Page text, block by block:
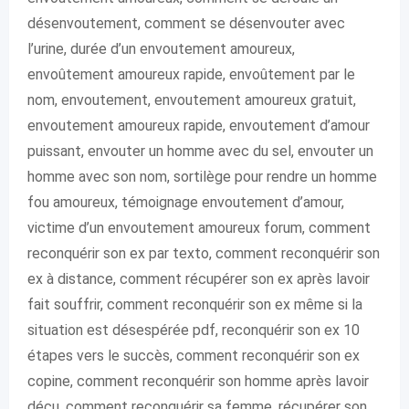
désenvoutement, comment se désenvouter avec
l’urine, durée d’un envoutement amoureux,
envoûtement amoureux rapide, envoûtement par le
nom, envoutement, envoutement amoureux gratuit,
envoutement amoureux rapide, envoutement d’amour
puissant, envouter un homme avec du sel, envouter un
homme avec son nom, sortilège pour rendre un homme
fou amoureux, témoignage envoutement d’amour,
victime d’un envoutement amoureux forum, comment
reconquérir son ex par texto, comment reconquérir son
ex à distance, comment récupérer son ex après lavoir
fait souffrir, comment reconquérir son ex même si la
situation est désespérée pdf, reconquérir son ex 10
étapes vers le succès, comment reconquérir son ex
copine, comment reconquérir son homme après lavoir